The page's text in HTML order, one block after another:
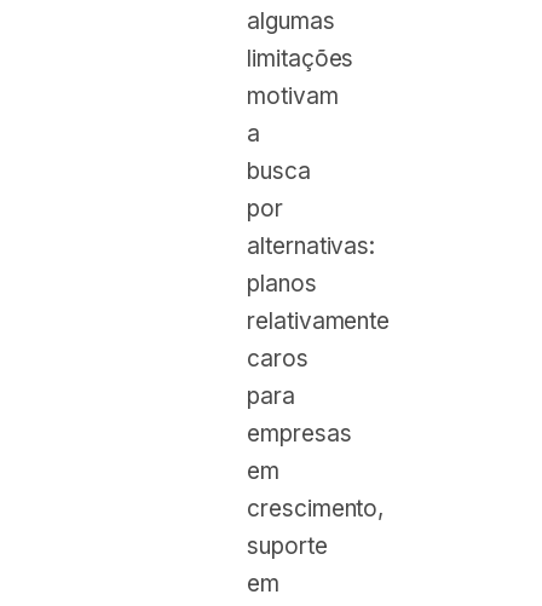
algumas
limitações
motivam
a
busca
por
alternativas:
planos
relativamente
caros
para
empresas
em
crescimento,
suporte
em